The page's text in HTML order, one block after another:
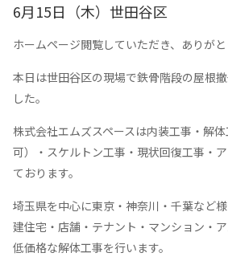
6月15日（木）世田谷区
ホームページ閲覧していただき、ありがと
本日は世田谷区の現場で鉄骨階段の屋根
した。
株式会社エムズスペースは内装工事・解
可）・スケルトン工事・現状回復工事・
ております。
埼玉県を中心に東京・神奈川・千葉など
建住宅・店舗・テナント・マンション・
低価格な解体工事を行います。